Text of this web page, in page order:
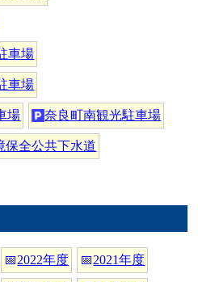
車場
車場
場 奈良町南観光駐車場
保全公共下水道
📅2022年度 📅2021年度